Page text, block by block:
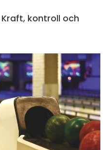
kontroll och